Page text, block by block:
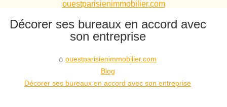
Décorer ses bureaux en accord avec
son entreprise
ouestparisienimmobilier.com
Blog
Décorer ses bureaux en accord avec son entreprise
ouestparisienimmobilier.com